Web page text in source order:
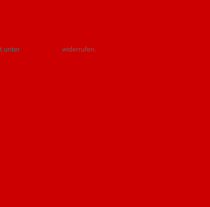
unter widerrufen.